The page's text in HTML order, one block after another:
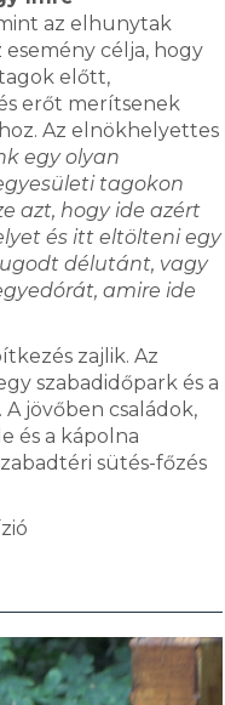
az elhunytak
célja, hogy
előtt,
erőt merítsenek
Az elnökhelyettes
egy olyan
tagokon
azt, hogy ide azért
és itt eltölteni egy
délutánt, vagy
amire ide
zajlik. Az
szabadidőpark és a
jövőben családok,
és a kápolna
sütés-főzés